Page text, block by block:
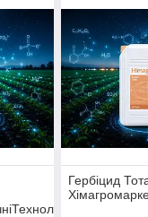
Гербіцид